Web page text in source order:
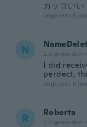
カッコいい
ongeveer 6
N Lid geworden
I did
perdect,
ongeveer 6
R Roberta
Lid geworden